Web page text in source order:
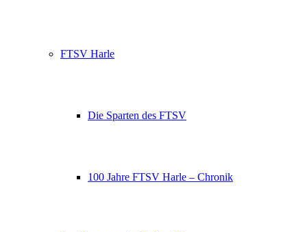
FTSV Harle
Die Sparten des FTSV
100 Jahre FTSV Harle – Chronik